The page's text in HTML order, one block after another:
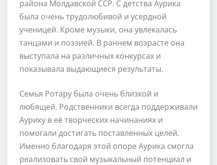
района Молдавской ССР. С детства Аурика
была очень трудолюбивой и усердной
ученицей. Кроме музыки, она увлекалась
танцами и поэзией. В раннем возрасте она
выступала на различных конкурсах и
показывала выдающиеся результаты.
Семья Ротару была очень близкой и
любящей. Родственники всегда поддерживали
Аурику в её творческих начинаниях и
помогали достигать поставленных целей.
Именно благодаря этой опоре Аурика смогла
реализовать свой музыкальный потенциал и